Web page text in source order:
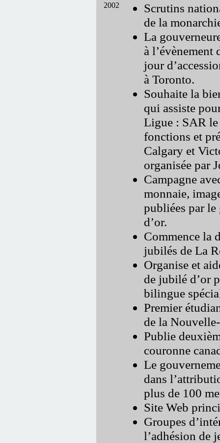
2002
Scrutins
de la
La
à
jour
à Toronto.
Souhaite la
qui assiste
Ligue : SAR le
fonctions et
Calgary et
organisée par
Campagne
monnaie,
publiées par
d’or.
Commence la
jubilés de La
Organise et
de jubilé d’or
bilingue
Premier
de la
Publie
couronne
Le
dans
plus de 100
Site Web
Groupes
l’adhésion de